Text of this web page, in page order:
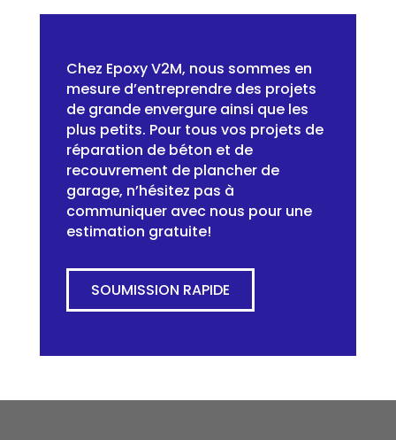
Chez Epoxy V2M, nous sommes en
mesure d’entreprendre des projets
de grande envergure ainsi que les
plus petits. Pour tous vos projets de
réparation de béton et de
recouvrement de plancher de
garage, n’hésitez pas à
communiquer avec nous pour une
estimation gratuite!
SOUMISSION RAPIDE